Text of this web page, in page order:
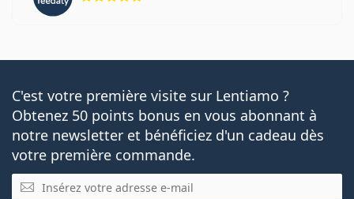
C'est votre première visite sur Lentiamo ?
Obtenez 50 points bonus en vous abonnant à
notre newsletter et bénéficiez d'un cadeau dès
votre première commande.
E-mail